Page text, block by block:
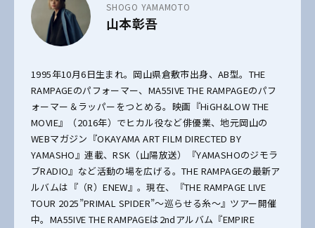
SHOGO YAMAMOTO
山本彰吾
1995年10月6日生まれ。岡山県倉敷市出身、AB型。THE
RAMPAGEのパフォーマー、MA55IVE THE RAMPAGEのパフ
ォーマー＆ラッパーをつとめる。映画『HiGH&LOW THE
MOVIE』（2016年）でヒカル役など俳優業、地元岡山の
WEBマガジン『OKAYAMA ART FILM DIRECTED BY
YAMASHO』連載、RSK（山陽放送）『YAMASHOのジモラ
ブRADIO』など活動の場を広げる。THE RAMPAGEの最新ア
ルバムは『（R）ENEW』。現在、『THE RAMPAGE LIVE
TOUR 2025”PRIMAL SPIDER”～巡らせる糸～』ツアー開催
中。MA55IVE THE RAMPAGEは2ndアルバム『EMPIRE